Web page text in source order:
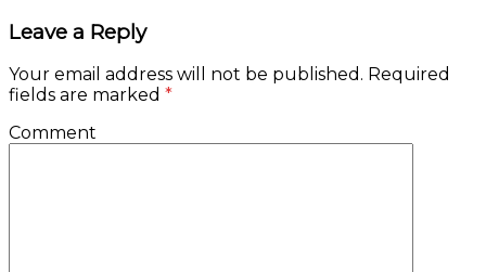
Leave a Reply
Your email address will not be published. Required
fields are marked *
Comment